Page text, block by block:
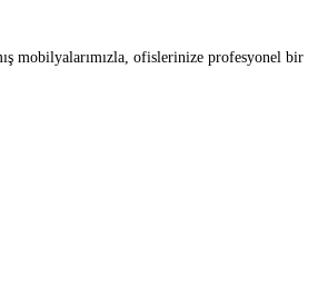
mobilyalarımızla, ofislerinize profesyonel bir